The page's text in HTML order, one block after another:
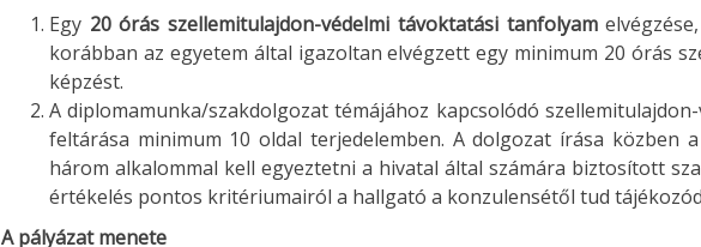
Egy 20 órás szellemitulajdon-védelmi távoktatási tanfolyam
korábban az egyetem által igazoltan elvégzett egy minimum 20 órás
képzést.
A diplomamunka/szakdolgozat témájához kapcsolódó
feltárása minimum 10 oldal terjedelemben. A dolgozat írása közben
három alkalommal kell egyeztetni a hivatal által számára biztosított
értékelés pontos kritériumairól a hallgató a konzulensétől tud
A pályázat menete